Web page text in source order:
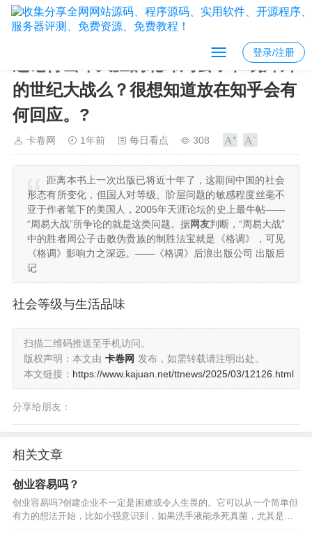
登录/注册
还记得当年天涯的北纬周公子和易烨卿
的世纪大战么？很想知道放在知乎会有
何回应。?
卡卷网 1年前 每日看点 308
距离本书上一次出版已将近十年了，这期间中国的社会
形态有所变化，但国人对等级、阶层问题的敏感程度丝毫不
亚于作者笔下的美国人，2005年天涯论坛的史上最牛帖——
“周易大战”所争论的就是这类问题。据网友判断，“周易大战”
中的胜者周公子击败伪贵族的制胜法宝就是《格调》，可见
《格调》影响力之深远。——《格调》后浪出版公司 出版后
记
社会等级与生活品味
扫描二维码推送至手机访问。
版权声明：本文由 卡卷网 发布，如需转载请注明出处。
本文链接： https://www.kajuan.net/ttnews/2025/03/12126.html
分享给朋友：
相关文章
创业容易吗？
创业容易吗?创建企业不一定是困难或令人生畏的。它可以从一个简单但
有力的想法开始，比如小强意识到，如果洗手液能杀死真菌，尤其是拳
击台上的真菌，就会更加有用。创业确实需要奉献精神、努力工作和仔